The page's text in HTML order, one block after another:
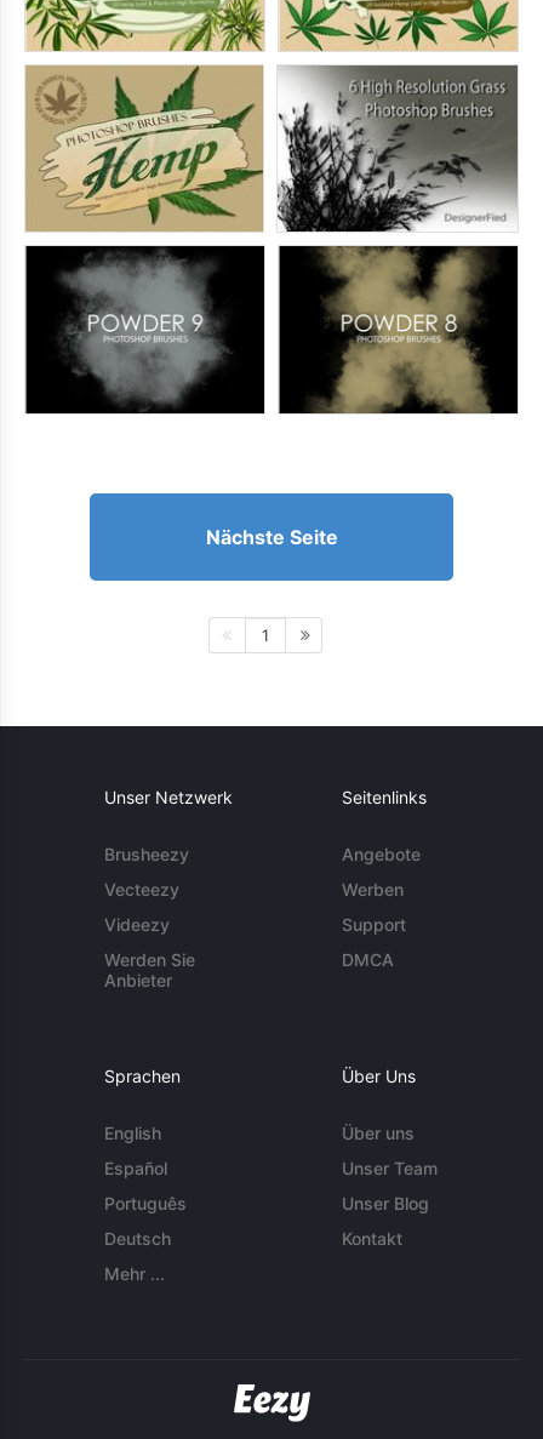
Nächste Seite
1
Unser Netzwerk
Brusheezy
Vecteezy
Videezy
Werden Sie
Anbieter
Seitenlinks
Angebote
Werben
Support
DMCA
Sprachen
English
Español
Português
Deutsch
Mehr ...
Über Uns
Über uns
Unser Team
Unser Blog
Kontakt